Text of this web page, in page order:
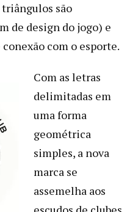
são
de design do jogo) e
com o esporte.
Com as letras
delimitadas em
uma forma
geométrica
simples, a nova
marca se
assemelha aos